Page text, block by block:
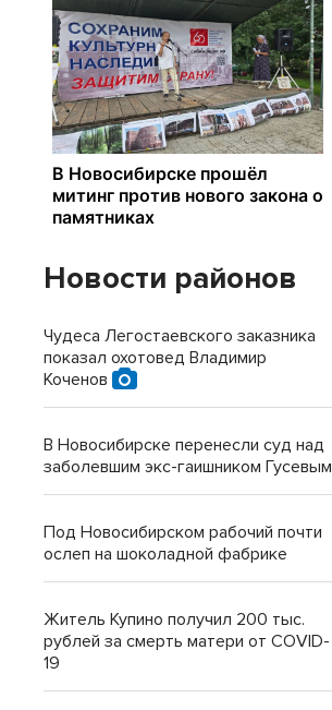
Новости районов
Чудеса Легостаевского заказника
показал охотовед Владимир
Коченов
В Новосибирске перенесли суд над
заболевшим экс-гаишником Гусевым
Под Новосибирском рабочий почти
ослеп на шоколадной фабрике
Житель Купино получил 200 тыс.
рублей за смерть матери от COVID-
19